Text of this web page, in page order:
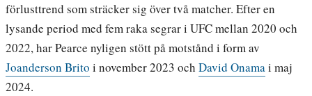
förlusttrend som sträcker sig över två matcher. Efter en
lysande period med fem raka segrar i UFC mellan 2020 och
2022, har Pearce nyligen stött på motstånd i form av
Joanderson Brito i november 2023 och David Onamai maj
2024.